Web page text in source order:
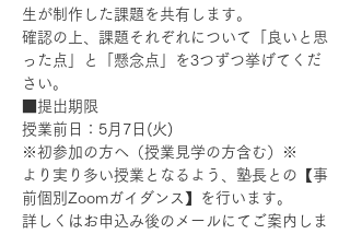
生が制作した課題を共有します。
確認の上、課題それぞれについて「良いと思
った点」と「懸念点」を3つずつ挙げてくだ
さい。
■提出期限
授業前日：5月7日(火)
※初参加の方へ（授業見学の方含む）※
より実り多い授業となるよう、塾長との【事
前個別Zoomガイダンス】を行います。
詳しくはお申込み後のメールにてご案内しま